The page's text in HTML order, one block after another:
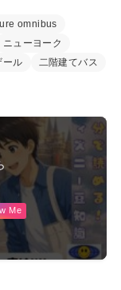
omnibus
ニューヨーク
ール
二階建てバス
Me